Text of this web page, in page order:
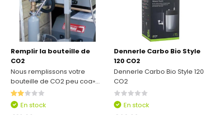
Remplir la bouteille de
CO2
Nous remplissons votre
bouteille de CO2 peu coa»...
En stock
Dennerle Carbo Bio Style
120 CO2
Dennerle Carbo Bio Style 120
CO2
En stock